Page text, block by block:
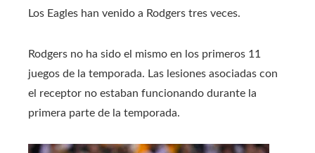
Los Eagles han venido a Rodgers tres veces.
Rodgers no ha sido el mismo en los primeros 11
juegos de la temporada. Las lesiones asociadas con
el receptor no estaban funcionando durante la
primera parte de la temporada.